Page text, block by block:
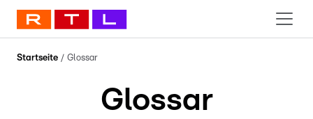
Startseite / Glossar
Glossar